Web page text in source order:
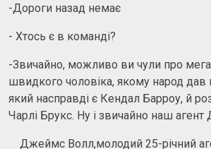
-Дороги назад немає
- Хтось є в команді?
-Звичайно, можливо ви чули про мега
швидкого чоловіка, якому народ дав
який насправді є Кендал Барроу, й
Чарлі Брукс. Ну і звичайно наш
Джеймс Волл,молодий 25-річний